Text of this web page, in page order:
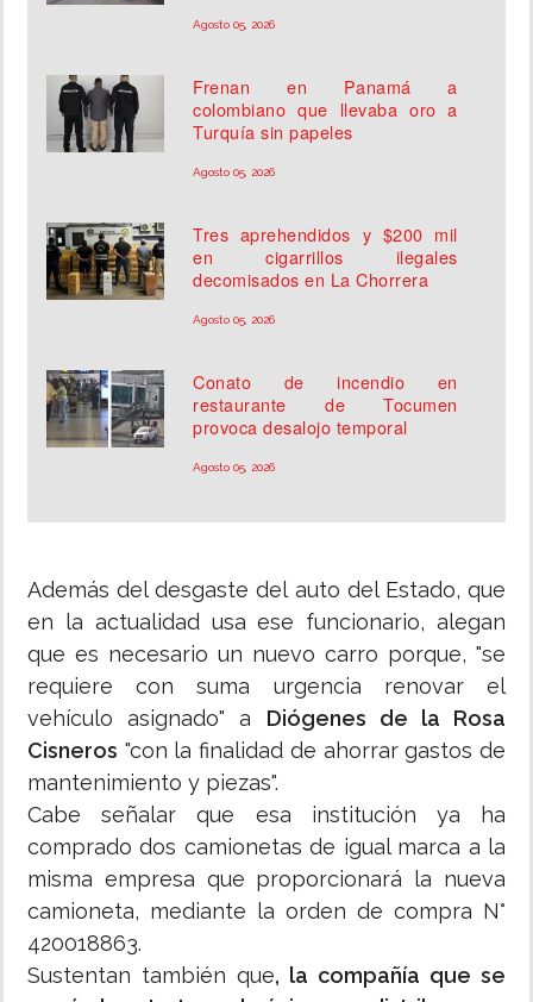
Agosto 05, 2026
Frenan en Panamá a
colombiano que llevaba oro a
Turquía sin papeles
Agosto 05, 2026
Tres aprehendidos y $200 mil
en cigarrillos ilegales
decomisados en La Chorrera
Agosto 05, 2026
Conato de incendio en
restaurante de Tocumen
provoca desalojo temporal
Agosto 05, 2026
Además del desgaste del auto del Estado, que
en la actualidad usa ese funcionario, alegan
que es necesario un nuevo carro porque, "se
requiere con suma urgencia renovar el
vehículo asignado" a Diógenes de la Rosa
Cisneros "con la finalidad de ahorrar gastos de
mantenimiento y piezas".
Cabe señalar que esa institución ya ha
comprado dos camionetas de igual marca a la
misma empresa que proporcionará la nueva
camioneta, mediante la orden de compra N°
420018863.
Sustentan también que, la compañía que se